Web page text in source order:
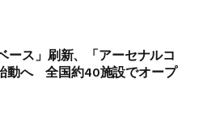
ース」刷新、「アーセナルコ
動へ 全国約40施設でオープ